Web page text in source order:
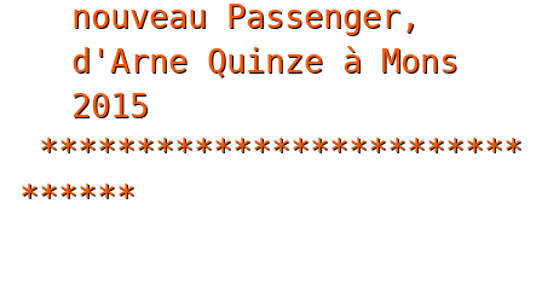
*************************
******